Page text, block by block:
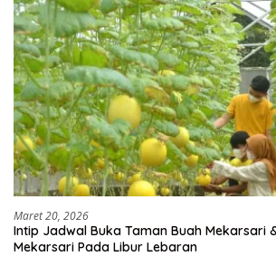
Maret 20, 2026
Intip Jadwal Buka Taman Buah Mekarsari
Mekarsari Pada Libur Lebaran